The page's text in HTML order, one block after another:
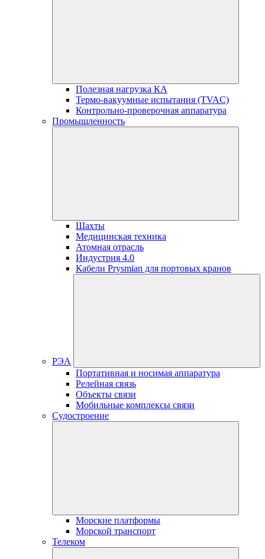
Полезная нагрузка КА
Термо-вакуумные испытания (TVAC)
Контрольно-проверочная аппаратура
Промышленность
Шахты
Медицинская техника
Атомная отрасль
Индустрия 4.0
Кабели Prysmian для портовых кранов
РЭА
Портативная и носимая аппаратура
Релейная связь
Объекты связи
Мобильные комплексы связи
Судостроение
Морские платформы
Морской транспорт
Телеком